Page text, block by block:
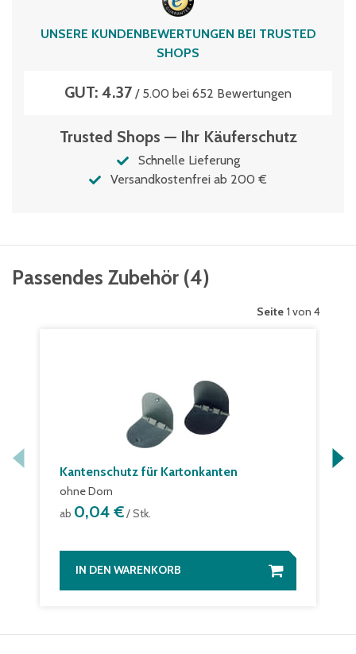
UNSERE KUNDENBEWERTUNGEN BEI TRUSTED
SHOPS
GUT: 4.37 / 5.00 bei 652 Bewertungen
Trusted Shops — Ihr Käuferschutz
Schnelle Lieferung
Versandkostenfrei ab 200 €
Passendes Zubehör (4)
Seite 1 von 4
Kantenschutz für Kartonkanten
ohne Dorn
ab 0,04 €/ Stk.
IN DEN WARENKORB